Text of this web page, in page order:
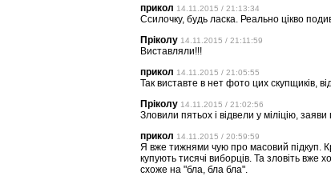
прикол 14.11.2015 / 21:13:34
Ссилочку, будь ласка. Реально цікво
Пріколу 14.11.2015 / 21:11:59
Виставляли!!!
прикол 14.11.2015 / 21:05:55
Так виставте в нет фото цих скупщиків,
Пріколу 14.11.2015 / 21:02:56
Зловили пятьох і відвели у міліцію,
прикол 14.11.2015 / 20:59:59
Я вже тижнями чую про масовий підкуп.
купують тисячі виборців. Та зловіть вже
схоже на "бла, бла бла".